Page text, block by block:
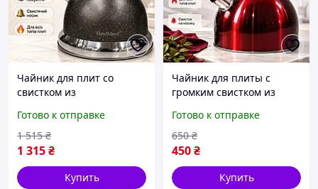
Чайник для плит со
свистком из
двойным дном,
Безопасный чайник для
семьи с бакелитовой не
нагревающейся ручкой
Готово к отправке
1 315₴
1 515 ₴
Купить
Чайник для плиты с
громким свистком из
практичные хорошие
чайники с двойным
капсульным дном и
подвижной ручкой
Готово к отправке
450₴
650 ₴
Купить